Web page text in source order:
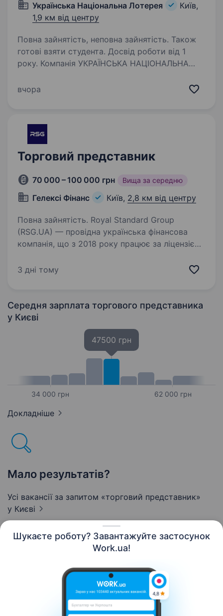
Шукаєте роботу? Завантажуйте застосунок
Work.ua!
Українська Національна Лотерея
Київ,
1,9 км від центру
Повна зайнятість, неповна зайнятість. Також
готові взяти студента. Досвід роботи від 1
року. Компанія УКРАЇНСЬКА НАЦІОНАЛЬНА
національних лотерей, що працює з 1997 року.
у складні часи…
вчора
Торговий представник
70 000 – 100 000 грн Вища за середню
Гелексі Фінанс Київ, 2,8 км від центру
Повна зайнятість. Royal Standard Group
(RSG.UA) — провідна українська фінансова
компанія, що з 2018 року працює за ліцензією
та нерухомості. Ми — сучасний онлайн-сервіс
3 дні тому
Середня зарплата торгового представника
у Києві
34 000 грн
47500 грн
62 000 грн
Докладніше
Мало результатів?
Усі вакансії за запитом «торговий представник»
у Києві